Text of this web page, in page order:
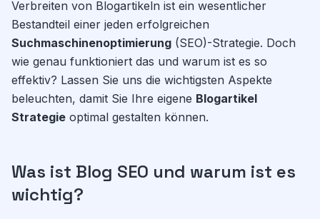
Verbreiten von Blogartikeln ist ein wesentlicher
Bestandteil einer jeden erfolgreichen
Suchmaschinenoptimierung (SEO)-Strategie. Doch
wie genau funktioniert das und warum ist es so
effektiv? Lassen Sie uns die wichtigsten Aspekte
beleuchten, damit Sie Ihre eigene Blogartikel
Strategie optimal gestalten können.
Was ist Blog SEO und warum ist es
wichtig?